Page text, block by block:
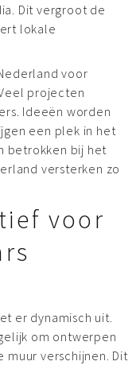
Dit vergroot de
lokale
voor
projecten
Ideeën worden
een plek in het
betrokken bij het
versterken zo
voor
er dynamisch uit.
om ontwerpen
verschijnen. Dit